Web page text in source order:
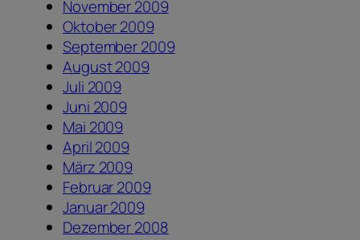
November 2009
Oktober 2009
September 2009
August 2009
Juli 2009
Juni 2009
Mai 2009
April 2009
März 2009
Februar 2009
Januar 2009
Dezember 2008